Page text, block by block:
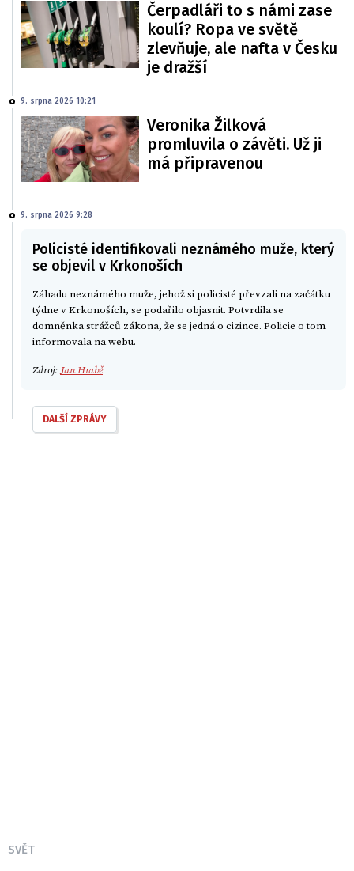
Čerpadláři to s námi zase
koulí? Ropa ve světě
zlevňuje, ale nafta v Česku
je dražší
9. srpna 2026 10:21
Veronika Žilková
promluvila o závěti. Už ji
má připravenou
9. srpna 2026 9:28
Policisté identifikovali neznámého muže, který
se objevil v Krkonoších
Záhadu neznámého muže, jehož si policisté převzali na začátku
týdne v Krkonoších, se podařilo objasnit. Potvrdila se
domněnka strážců zákona, že se jedná o cizince. Policie o tom
informovala na webu.
Zdroj: Jan Hrabě
DALŠÍ ZPRÁVY
SVĚT